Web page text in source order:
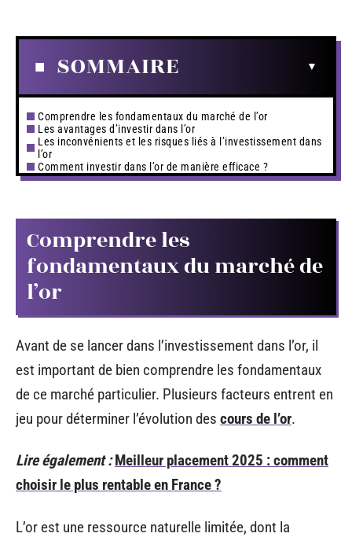
SOMMAIRE
Comprendre les fondamentaux du marché de l’or
Les avantages d’investir dans l’or
Les inconvénients et les risques liés à l’investissement dans
l’or
Comment investir dans l’or de manière efficace ?
Comprendre les
fondamentaux du marché de
l’or
Avant de se lancer dans l’investissement dans l’or, il
est important de bien comprendre les fondamentaux
de ce marché particulier. Plusieurs facteurs entrent en
jeu pour déterminer l’évolution des cours de l’or.
Lire également : Meilleur placement 2025 : comment
choisir le plus rentable en France ?
L’or est une ressource naturelle limitée, dont la